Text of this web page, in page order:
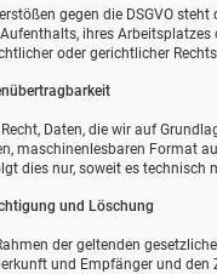
gegen die DSGVO
ihres
oder gerichtlicher
Daten, die wir auf
maschinenlesbaren Format
dies nur, soweit es technisch
und Löschung
der geltenden
und Empfänger und